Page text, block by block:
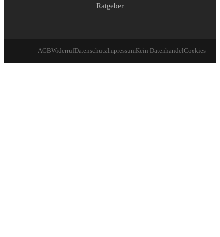
Ratgeber
AGBWiderrufDatenschutzImpressumKein DatenhandelCookies